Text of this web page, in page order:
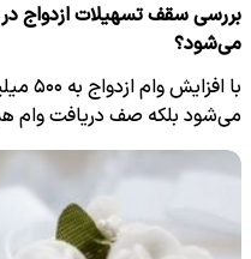
می‌شود؟
با
می‌شود بلکه صف دریافت وام